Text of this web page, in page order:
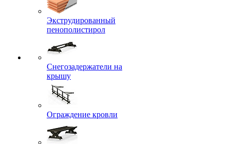
Экструдированный
пенополистирол
Снегозадержатели на
крышу
Ограждение кровли